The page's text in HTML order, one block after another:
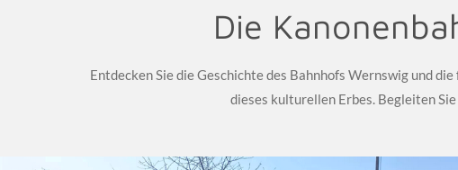
Die
Entdecken Sie die Geschichte des Bahnhofs Wernswig und
dieses kulturellen Erbes. Begleiten